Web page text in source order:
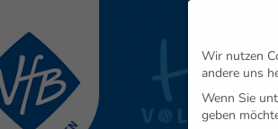
Wir nutzen
andere uns
Wenn Sie
geben